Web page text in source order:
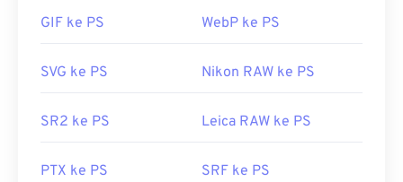
PSD?
umum digunakan untuk membuka berkas PSD.
Image Manipulation Program, atau dikenal sebagai
GIF ke PS WebP ke PS
SVG ke PS Nikon RAW ke PS
SR2 ke PS Leica RAW ke PS
PTX ke PS SRF ke PS